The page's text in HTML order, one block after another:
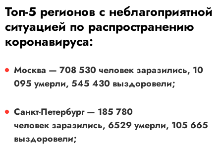
Топ-5 регионов с неблагоприятной
ситуацией по распространению
коронавируса:
Москва — 708 530 человек заразились, 10
095 умерли, 545 430 выздоровели;
Санкт-Петербург — 185 780
человек заразились, 6529 умерли, 105 665
выздоровели;